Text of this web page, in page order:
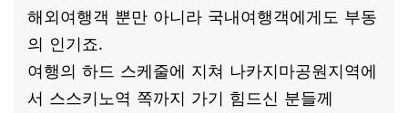
해외여행객 뿐만 아니라 국내여행객에게도 부동
의 인기죠.
여행의 하드 스케줄에 지쳐 나카지마공원지역에
서 스스키노역 쪽까지 가기 힘드신 분들께